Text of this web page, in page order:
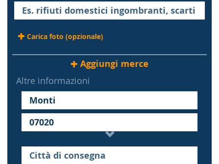
Carica foto (opzionale)
Aggiungi merce
Altre informazioni